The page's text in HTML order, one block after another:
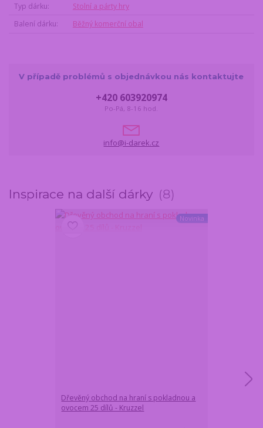
Typ dárku
Stolní a párty hry
Balení dárku
Běžný komerční obal
V případě problémů s objednávkou nás kontaktujte
+420 603920974
Po-Pá, 8-16 hod.
info@i-darek.cz
Inspirace na další dárky 8
Novinka
Dřevěný obchod na hraní s pokladnou a
ovocem 25 dílů - Kruzzel